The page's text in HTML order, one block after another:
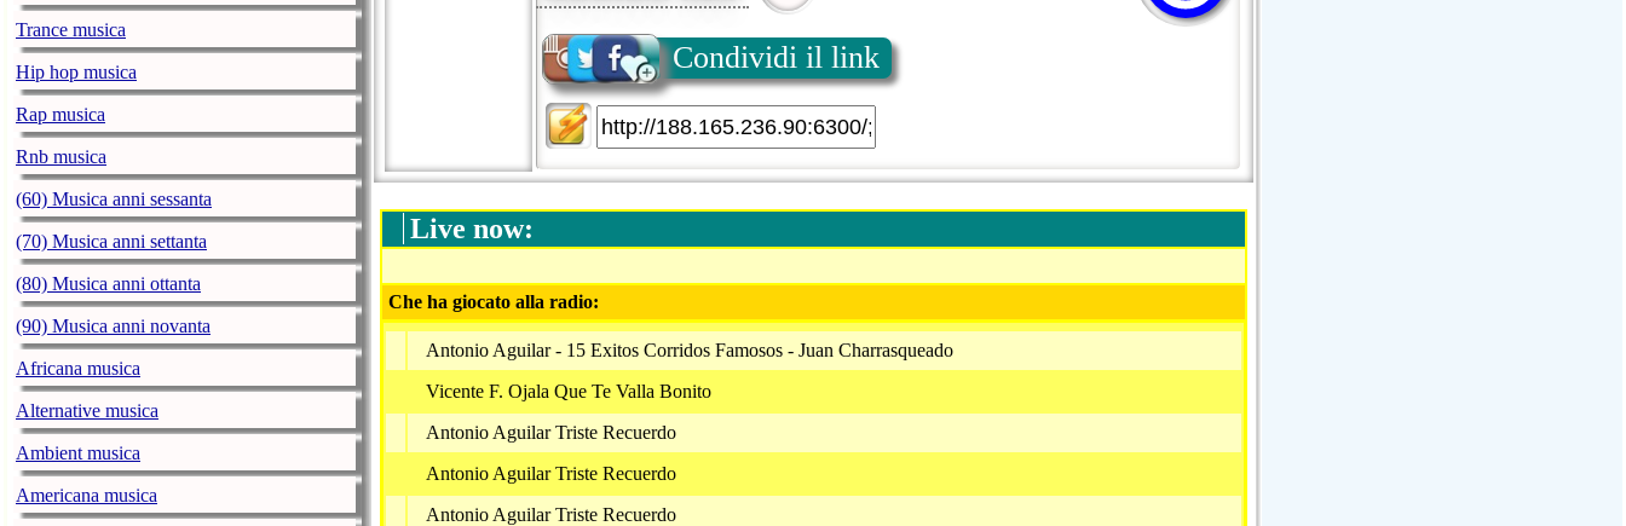
Trance musica
Hip hop musica
Rap musica
Rnb musica
(60) Musica anni sessanta
(70) Musica anni settanta
(80) Musica anni ottanta
(90) Musica anni novanta
Africana musica
Alternative musica
Ambient musica
Americana musica
Condividi il link
Live now:
Che ha giocato alla radio:
Antonio Aguilar - 15 Exitos Corridos Famosos - Juan Charrasqueado
Vicente F. Ojala Que Te Valla Bonito
Antonio Aguilar Triste Recuerdo
Antonio Aguilar Triste Recuerdo
Antonio Aguilar Triste Recuerdo